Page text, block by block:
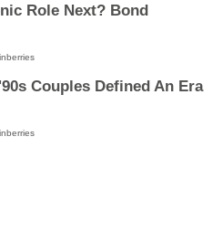
Role Next? Bond
Couples Defined An Era